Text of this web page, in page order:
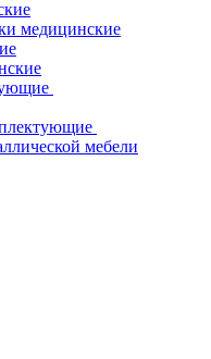
медицинские
мебели